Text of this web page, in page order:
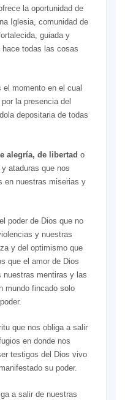
la oportunidad de
Iglesia, comunidad de
guiada y
todas las cosas
el momento en el cual
la presencia del
depositaria de todas
alegría, de libertad o
ataduras que nos
en nuestras miserias y
poder de Dios que no
y nuestras
y del optimismo que
que el amor de Dios
nuestras mentiras y las
mundo fincado solo
que nos obliga a salir
en donde nos
testigos del Dios vivo
su poder.
a salir de nuestras